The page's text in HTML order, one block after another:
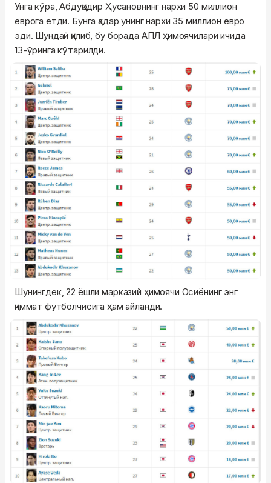
Унга кўра, Абдуқодир Ҳусановнинг нархи 50 миллион
еврога етди. Бунга қадар унинг нархи 35 миллион евро
эди. Шундай қилиб, бу борада АПЛ ҳимоячилари ичида
13-ўринга кўтарилди.
Шунингдек, 22 ёшли марказий ҳимоячи Осиёнинг энг
қиммат футболчисига ҳам айланди.